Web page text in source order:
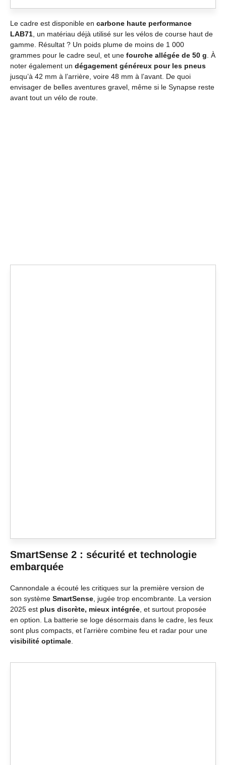
Le cadre est disponible en carbone haute performance
LAB71, un matériau déjà utilisé sur les vélos de course haut de
gamme. Résultat ? Un poids plume de moins de 1 000
grammes pour le cadre seul, et une fourche allégée de 50 g. À
noter également un dégagement généreux pour les pneus
jusqu’à 42 mm à l’arrière, voire 48 mm à l’avant. De quoi
envisager de belles aventures gravel, même si le Synapse reste
avant tout un vélo de route.
SmartSense 2 : sécurité et technologie
embarquée
Cannondale a écouté les critiques sur la première version de
son système SmartSense, jugée trop encombrante. La version
2025 est plus discrète, mieux intégrée, et surtout proposée
en option. La batterie se loge désormais dans le cadre, les feux
sont plus compacts, et l’arrière combine feu et radar pour une
visibilité optimale.